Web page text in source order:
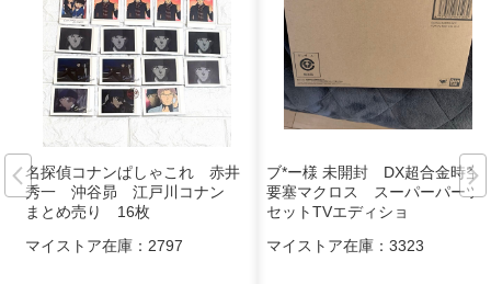
名探偵コナンぱしゃこれ 赤井
秀一 沖谷昴 江戸川コナン
まとめ売り 16枚
マイストア在庫： 2797
ブ*ー様 未開封 DX超合金時空
要塞マクロス スーパーパーツ
セットTVエディショ
マイストア在庫： 3323